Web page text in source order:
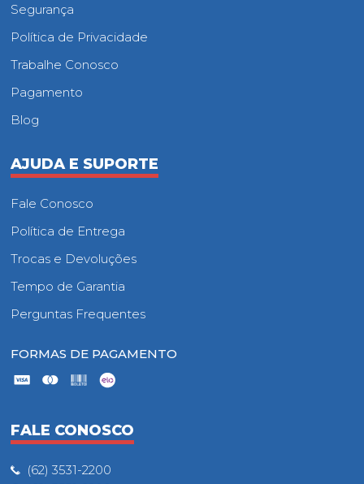
Segurança
Política de Privacidade
Trabalhe Conosco
Pagamento
Blog
AJUDA E SUPORTE
Fale Conosco
Política de Entrega
Trocas e Devoluções
Tempo de Garantia
Perguntas Frequentes
FORMAS DE PAGAMENTO
FALE CONOSCO
(62) 3531-2200